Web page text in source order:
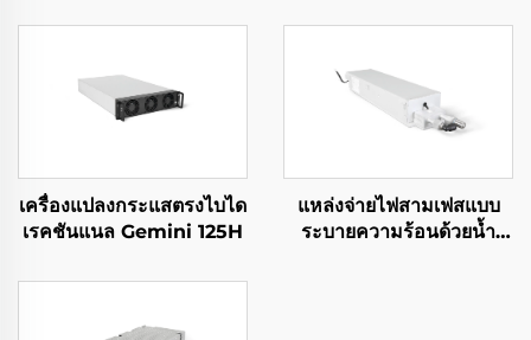
เครื่องแปลงกระแสตรงไบได
เรคชันแนล Gemini 125H
แหล่งจ่ายไฟสามเฟสแบบ
ระบายความร้อนด้วยน้ำ